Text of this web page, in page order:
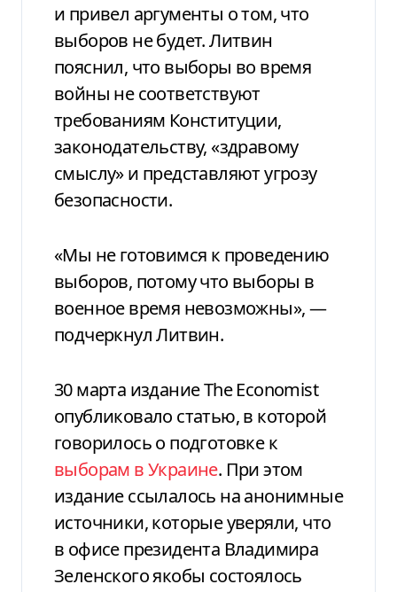
и привел аргументы о том, что
выборов не будет. Литвин
пояснил, что выборы во время
войны не соответствуют
требованиям Конституции,
законодательству, «здравому
смыслу» и представляют угрозу
безопасности.
«Мы не готовимся к проведению
выборов, потому что выборы в
военное время невозможны», —
подчеркнул Литвин.
30 марта издание The Economist
опубликовало статью, в которой
говорилось о подготовке к
выборам в Украине. При этом
издание ссылалось на анонимные
источники, которые уверяли, что
в офисе президента Владимира
Зеленского якобы состоялось